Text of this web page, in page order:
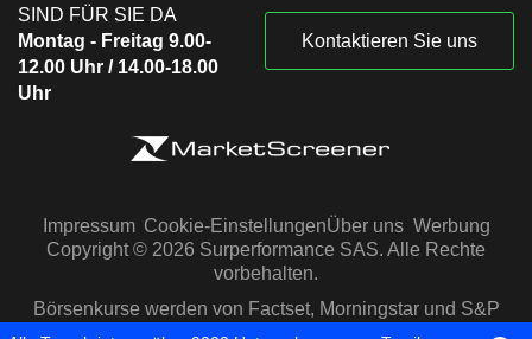
SIND FÜR SIE DA
Montag - Freitag 9.00-
12.00 Uhr / 14.00-18.00
Uhr
Kontaktieren Sie uns
Impressum Cookie-EinstellungenÜber uns Werbung
Copyright © 2026 Surperformance SAS. Alle Rechte
vorbehalten.
Börsenkurse werden von Factset, Morningstar und S&P
Capital IQ zur Verfügung gestellt